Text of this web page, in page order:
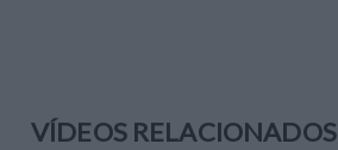
VÍDEOS RELACIONADOS